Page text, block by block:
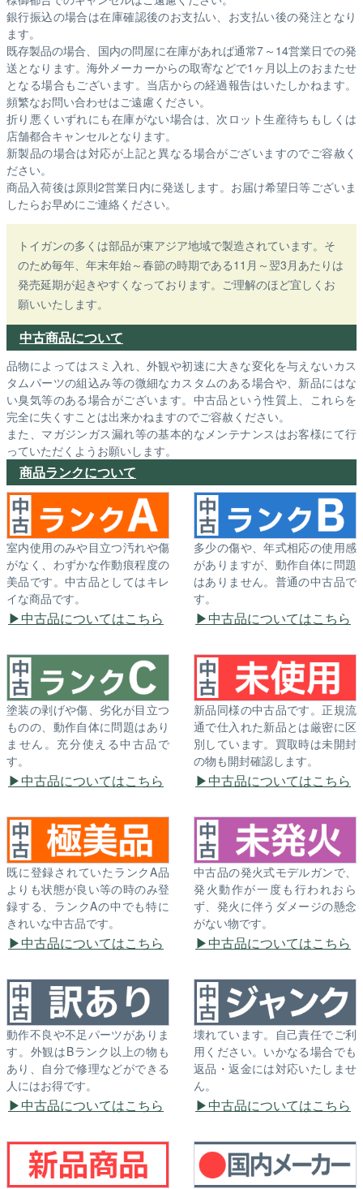
銀行振込の場合は在庫確認後のお支払い、お支払い後の発注となり
ます。
既存製品の場合、国内の問屋に在庫があれば通常7～14営業日での発
送となります。海外メーカーからの取寄などで1ヶ月以上のおまたせ
となる場合もございます。 当店からの経過報告はいたしかねます。
頻繁なお問い合わせはご遠慮ください。
折り悪くいずれにも在庫がない場合は、次ロット生産待ちもしくは
店舗都合キャンセルとなります。
新製品の場合は対応が上記と異なる場合がございますのでご容赦く
ださい。
商品入荷後は原則2営業日内に発送します。お届け希望日等ございま
したらお早めにご連絡ください。
トイガンの多くは部品が東アジア地域で製造されています。そ
のため毎年、年末年始～春節の時期である11月～翌3月あたりは
発売延期が起きやすくなっております。ご理解のほど宜しくお
願いいたします。
中古商品について
品物によってはスミ入れ、外観や初速に大きな変化を与えないカス
タムパーツの組込み等の微細なカスタムのある場合や、新品にはな
い臭気等のある場合がございます。中古品という性質上、これらを
完全に失くすことは出来かねますのでご容赦ください。
また、マガジンガス漏れ等の基本的なメンテナンスはお客様にて行
っていただくようお願いします。
商品ランクについて
室内使用のみや目立つ汚れや傷
がなく、わずかな作動痕程度の
美品です。中古品としてはキレ
イな商品です。
中古品についてはこちら
多少の傷や、年式相応の使用感
がありますが、動作自体に問題
はありません。普通の中古品で
す。
中古品についてはこちら
塗装の剥げや傷、劣化が目立つ
ものの、動作自体に問題はあり
ません。充分使える中古品で
す。
中古品についてはこちら
新品同様の中古品です。正規流
通で仕入れた新品とは厳密に区
別しています。買取時は未開封
の物も開封確認します。
中古品についてはこちら
既に登録されていたランクA品
よりも状態が良い等の時のみ登
録する、ランクAの中でも特に
きれいな中古品です。
中古品についてはこちら
中古品の発火式モデルガンで、
発火動作が一度も行われおら
ず、発火に伴うダメージの懸念
がない物です。
中古品についてはこちら
動作不良や不足パーツがありま
す。外観はBランク以上の物も
あり、自分で修理などができる
人にはお得です。
中古品についてはこちら
壊れています。自己責任でご利
用ください。いかなる場合でも
返品・返金には対応いたしませ
ん。
中古品についてはこちら